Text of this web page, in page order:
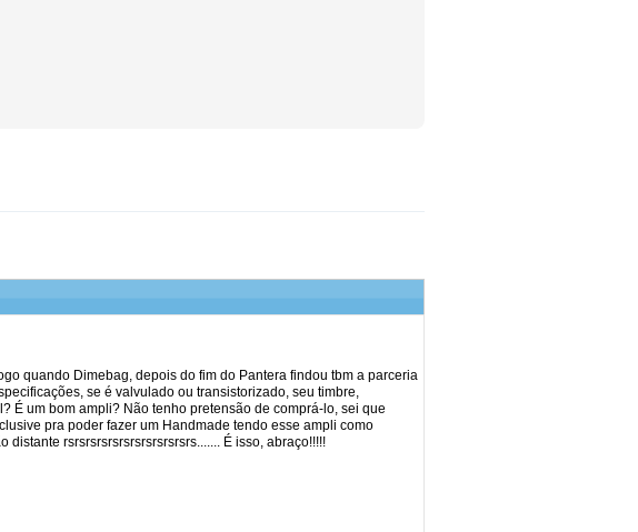
quando Dimebag, depois do fim do Pantera findou tbm a parceria
se é valvulado ou transistorizado, seu timbre,
É um bom ampli? Não tenho pretensão de comprá-lo, sei que
pra poder fazer um Handmade tendo esse ampli como
rsrsrsrsrsrsrsrsrsrsrsrs....... É isso, abraço!!!!!